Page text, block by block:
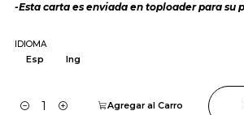
-Esta carta es enviada en toploader para su
IDIOMA
Esp
Ing
Cantidad
Agregar al Carro